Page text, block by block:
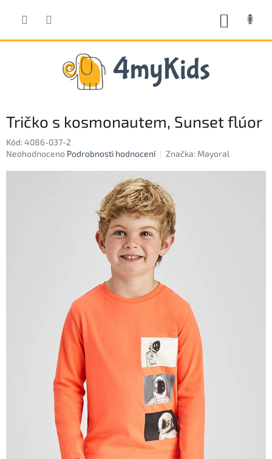
Tričko s kosmonautem, Sunset flúor
Kód:4086-037-2
Průměrné
Neohodnoceno Podrobnosti hodnocení Značka: Mayoral